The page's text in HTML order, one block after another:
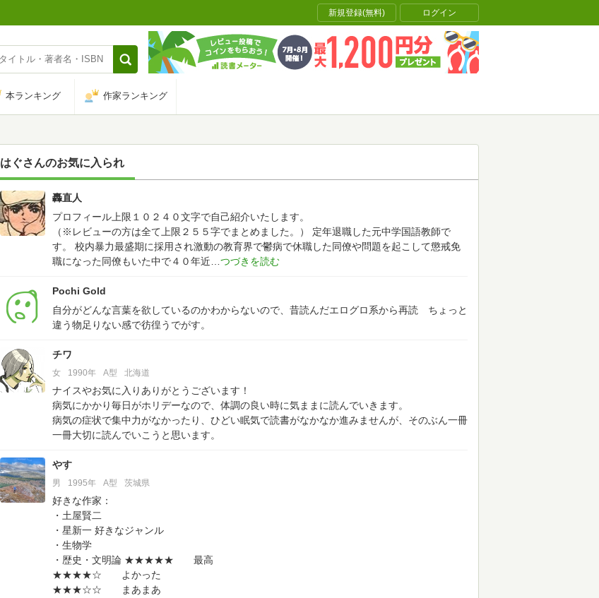
新規登録(無料) ログイン
本ランキング 作家ランキング
はぐさんのお気に入られ
轟直人
プロフィール上限１０２４０文字で自己紹介いたします。
（※レビューの方は全て上限２５５字でまとめました。）
定年退職した元中学国語教師で
す。
校内暴力最盛期に採用され激動の教育界で鬱病で休職した同僚や問題を起こして懲戒免
職になった同僚もいた中で４０年近
Pochi Gold
自分がどんな言葉を欲しているのかわからないので、昔読んだエログロ系から再読 ちょっと
違う物足りない感で彷徨うでがす。
チワ
女 1990年 A型 北海道
ナイスやお気に入りありがとうございます！
病気にかかり毎日がホリデーなので、体調の良い時に気ままに読んでいきます。
病気の症状で集中力がなかったり、ひどい眠気で読書がなかなか進みませんが、そのぶん一冊
一冊大切に読んでいこうと思います。
やす
男 1995年 A型 茨城県
好きな作家：
・土屋賢二
・星新一 好きなジャンル
・生物学
・歴史・文明論 ★★★★★ 最高
★★★★☆ よかった
★★★☆☆ まあまあ